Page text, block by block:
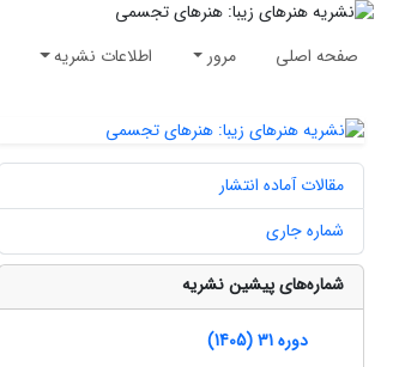
صفحه اصلی مرور اطلاعات نشریه
مقالات آماده انتشار
شماره جاری
شماره‌های پیشین نشریه
دوره 31 (1405)